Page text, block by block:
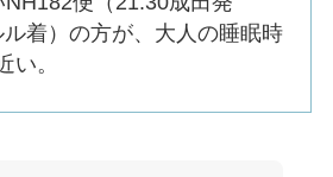
着）の方が、大人の睡眠時
い。